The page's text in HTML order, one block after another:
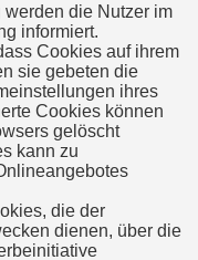
die Nutzer im
informiert.
Cookies auf ihrem
sie gebeten die
ihres
Cookies können
gelöscht
kann zu
die der
dienen, über die